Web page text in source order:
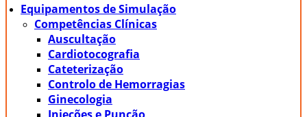
Equipamentos de Simulação
Competências Clínicas
Auscultação
Cardiotocografia
Cateterização
Controlo de Hemorragias
Ginecologia